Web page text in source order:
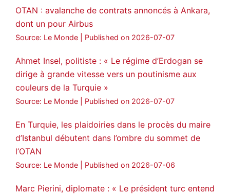
OTAN : avalanche de contrats annoncés à Ankara,
dont un pour Airbus
Source: Le Monde Published on 2026-07-07
Ahmet Insel, politiste : « Le régime d’Erdogan se
dirige à grande vitesse vers un poutinisme aux
couleurs de la Turquie »
Source: Le Monde Published on 2026-07-07
En Turquie, les plaidoiries dans le procès du maire
d’Istanbul débutent dans l’ombre du sommet de
l’OTAN
Source: Le Monde Published on 2026-07-06
Marc Pierini, diplomate : « Le président turc entend